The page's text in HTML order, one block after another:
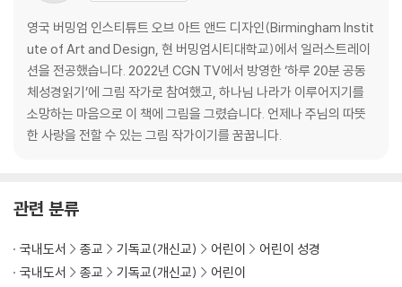
알파와 오메가 | 언약 | 에벤에셀 | 엘리 엘리 라마 사박다니 | 여호와 | 연단
| 열두 지파 | 영광 | 영생 | 예배 | 예수 그리스도 | 예언 | 오병이어 | 율법 |
은사 | 은혜 | 의인 | 임재 | 전도 | 정죄 | 제물 | 제사 | 제사장 | 종말 | 죄 |
중보자 | 지혜 | 찬송 | 창조 | 천국 | 천사 | 축복 | 타락 | 탐심 | 탕감 | 평강 |
표적 | 푯대 | 할렐루야 | 할례 | 헌금 | 호산나 | 화목제 | 회개 | 희락 | 희생
| 히브리
관한 이야기
찾아보기
참고 자료
영국 버밍엄 인스티튜트 오브 아트 앤드 디자인(Birmingham Instit
ute of Art and Design, 현 버밍엄시티대학교)에서 일러스트레이
션을 전공했습니다. 2022년 CGN TV에서 방영한 ‘하루 20분 공동
체성경읽기’에 그림 작가로 참여했고, 하나님 나라가 이루어지기를
소망하는 마음으로 이 책에 그림을 그렸습니다. 언제나 주님의 따뜻
한 사랑을 전할 수 있는 그림 작가이기를 꿈꿉니다.
관련 분류
국내도서 종교 기독교(개신교) 어린이
어린이 성경
국내도서
종교 기독교(개신교) 어린이